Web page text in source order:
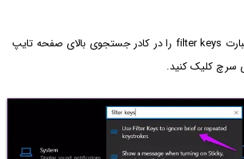
در اپلیکیشن تنظیمات، عبارت filter keys را در کادر جستجوی بالای صفحه تایپ
سرچ کلیک کنید.